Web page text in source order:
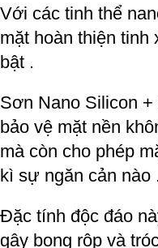
Với các tinh thể
mặt hoàn thiện
bật .
Sơn Nano Silicon
bảo vệ mặt nền
mà còn cho phép
kì sự ngăn cản nào
Đặc tính độc đáo
gây bong rộp và